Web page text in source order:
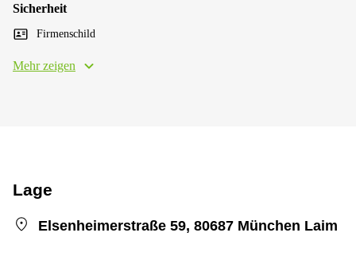
Sicherheit
Firmenschild
Mehr zeigen
Lage
Elsenheimerstraße 59, 80687 München Laim